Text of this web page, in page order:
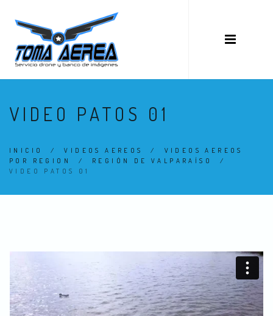
VIDEO PATOS 01
INICIO /VIDEOS AEREOS / VIDEOS AEREOS
POR REGION
/ REGIÓN DE VALPARAÍSO
/
VIDEO PATOS 01